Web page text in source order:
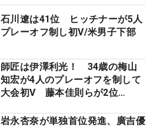
STAGE JOYX OPEN】
石川遼は41位 ヒッチナーが5人
プレーオフ制し初V/米男子下部
師匠は伊澤利光！ 34歳の梅山
知宏が4人のプレーオフを制して
大会初V 藤本佳則らが2位
岩永杏奈が単独首位発進、廣吉優